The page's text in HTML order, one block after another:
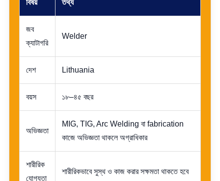
বিষয় তথ্য
জব
ক্যাটাগরি
Welder
দেশ Lithuania
বয়স ১৮–৪৫ বছর
অভিজ্ঞতা
MIG, TIG, Arc Welding বা fabrication
কাজে অভিজ্ঞতা থাকলে অগ্রাধিকার
শারীরিক
যোগ্যতা
শারীরিকভাবে সুস্থ ও কাজ করার সক্ষমতা থাকতে হবে